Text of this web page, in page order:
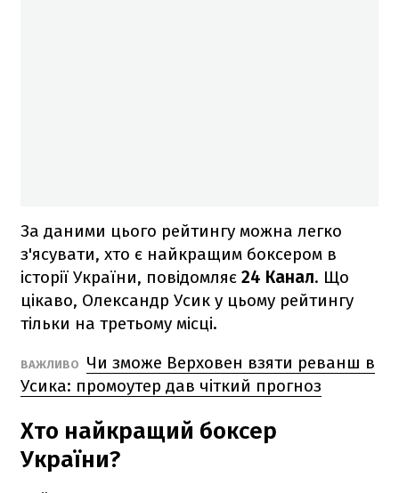
За даними цього рейтингу можна легко
з'ясувати, хто є найкращим боксером в
історії України, повідомляє 24 Канал. Що
цікаво, Олександр Усик у цьому рейтингу
тільки на третьому місці.
ВАЖЛИВО
Чи зможе Верховен взяти реванш в
Усика: промоутер дав чіткий прогноз
Хто найкращий боксер
України?